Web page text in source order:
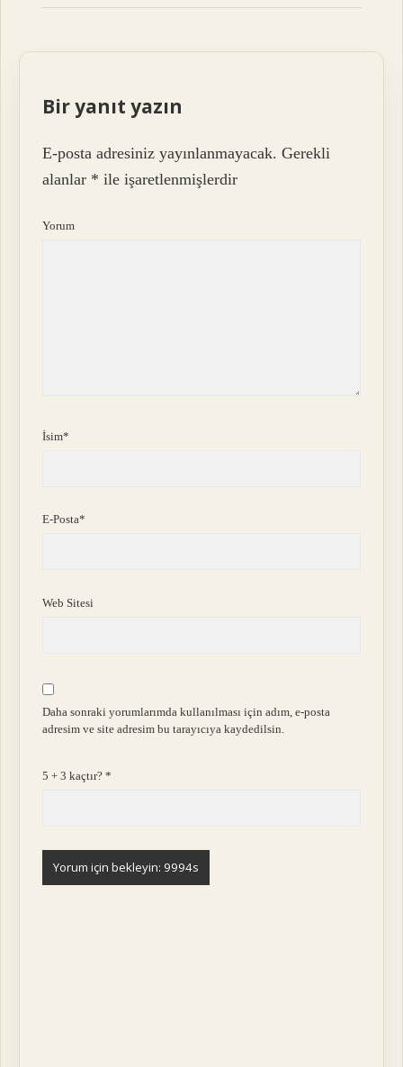
Bir yanıt yazın
E-posta adresiniz yayınlanmayacak. Gerekli
alanlar * ile işaretlenmişlerdir
Yorum
İsim*
E-Posta*
Web Sitesi
Daha sonraki yorumlarımda kullanılması için adım, e-posta
adresim ve site adresim bu tarayıcıya kaydedilsin.
5 + 3 kaçtır?*